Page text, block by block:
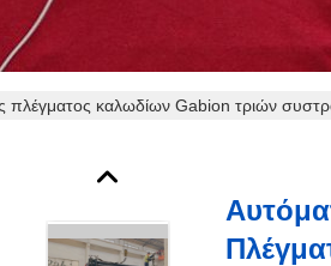
καλωδίων Gabion τριών